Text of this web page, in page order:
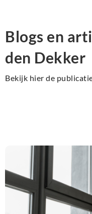
Blogs en
den Dekker
Bekijk hier de